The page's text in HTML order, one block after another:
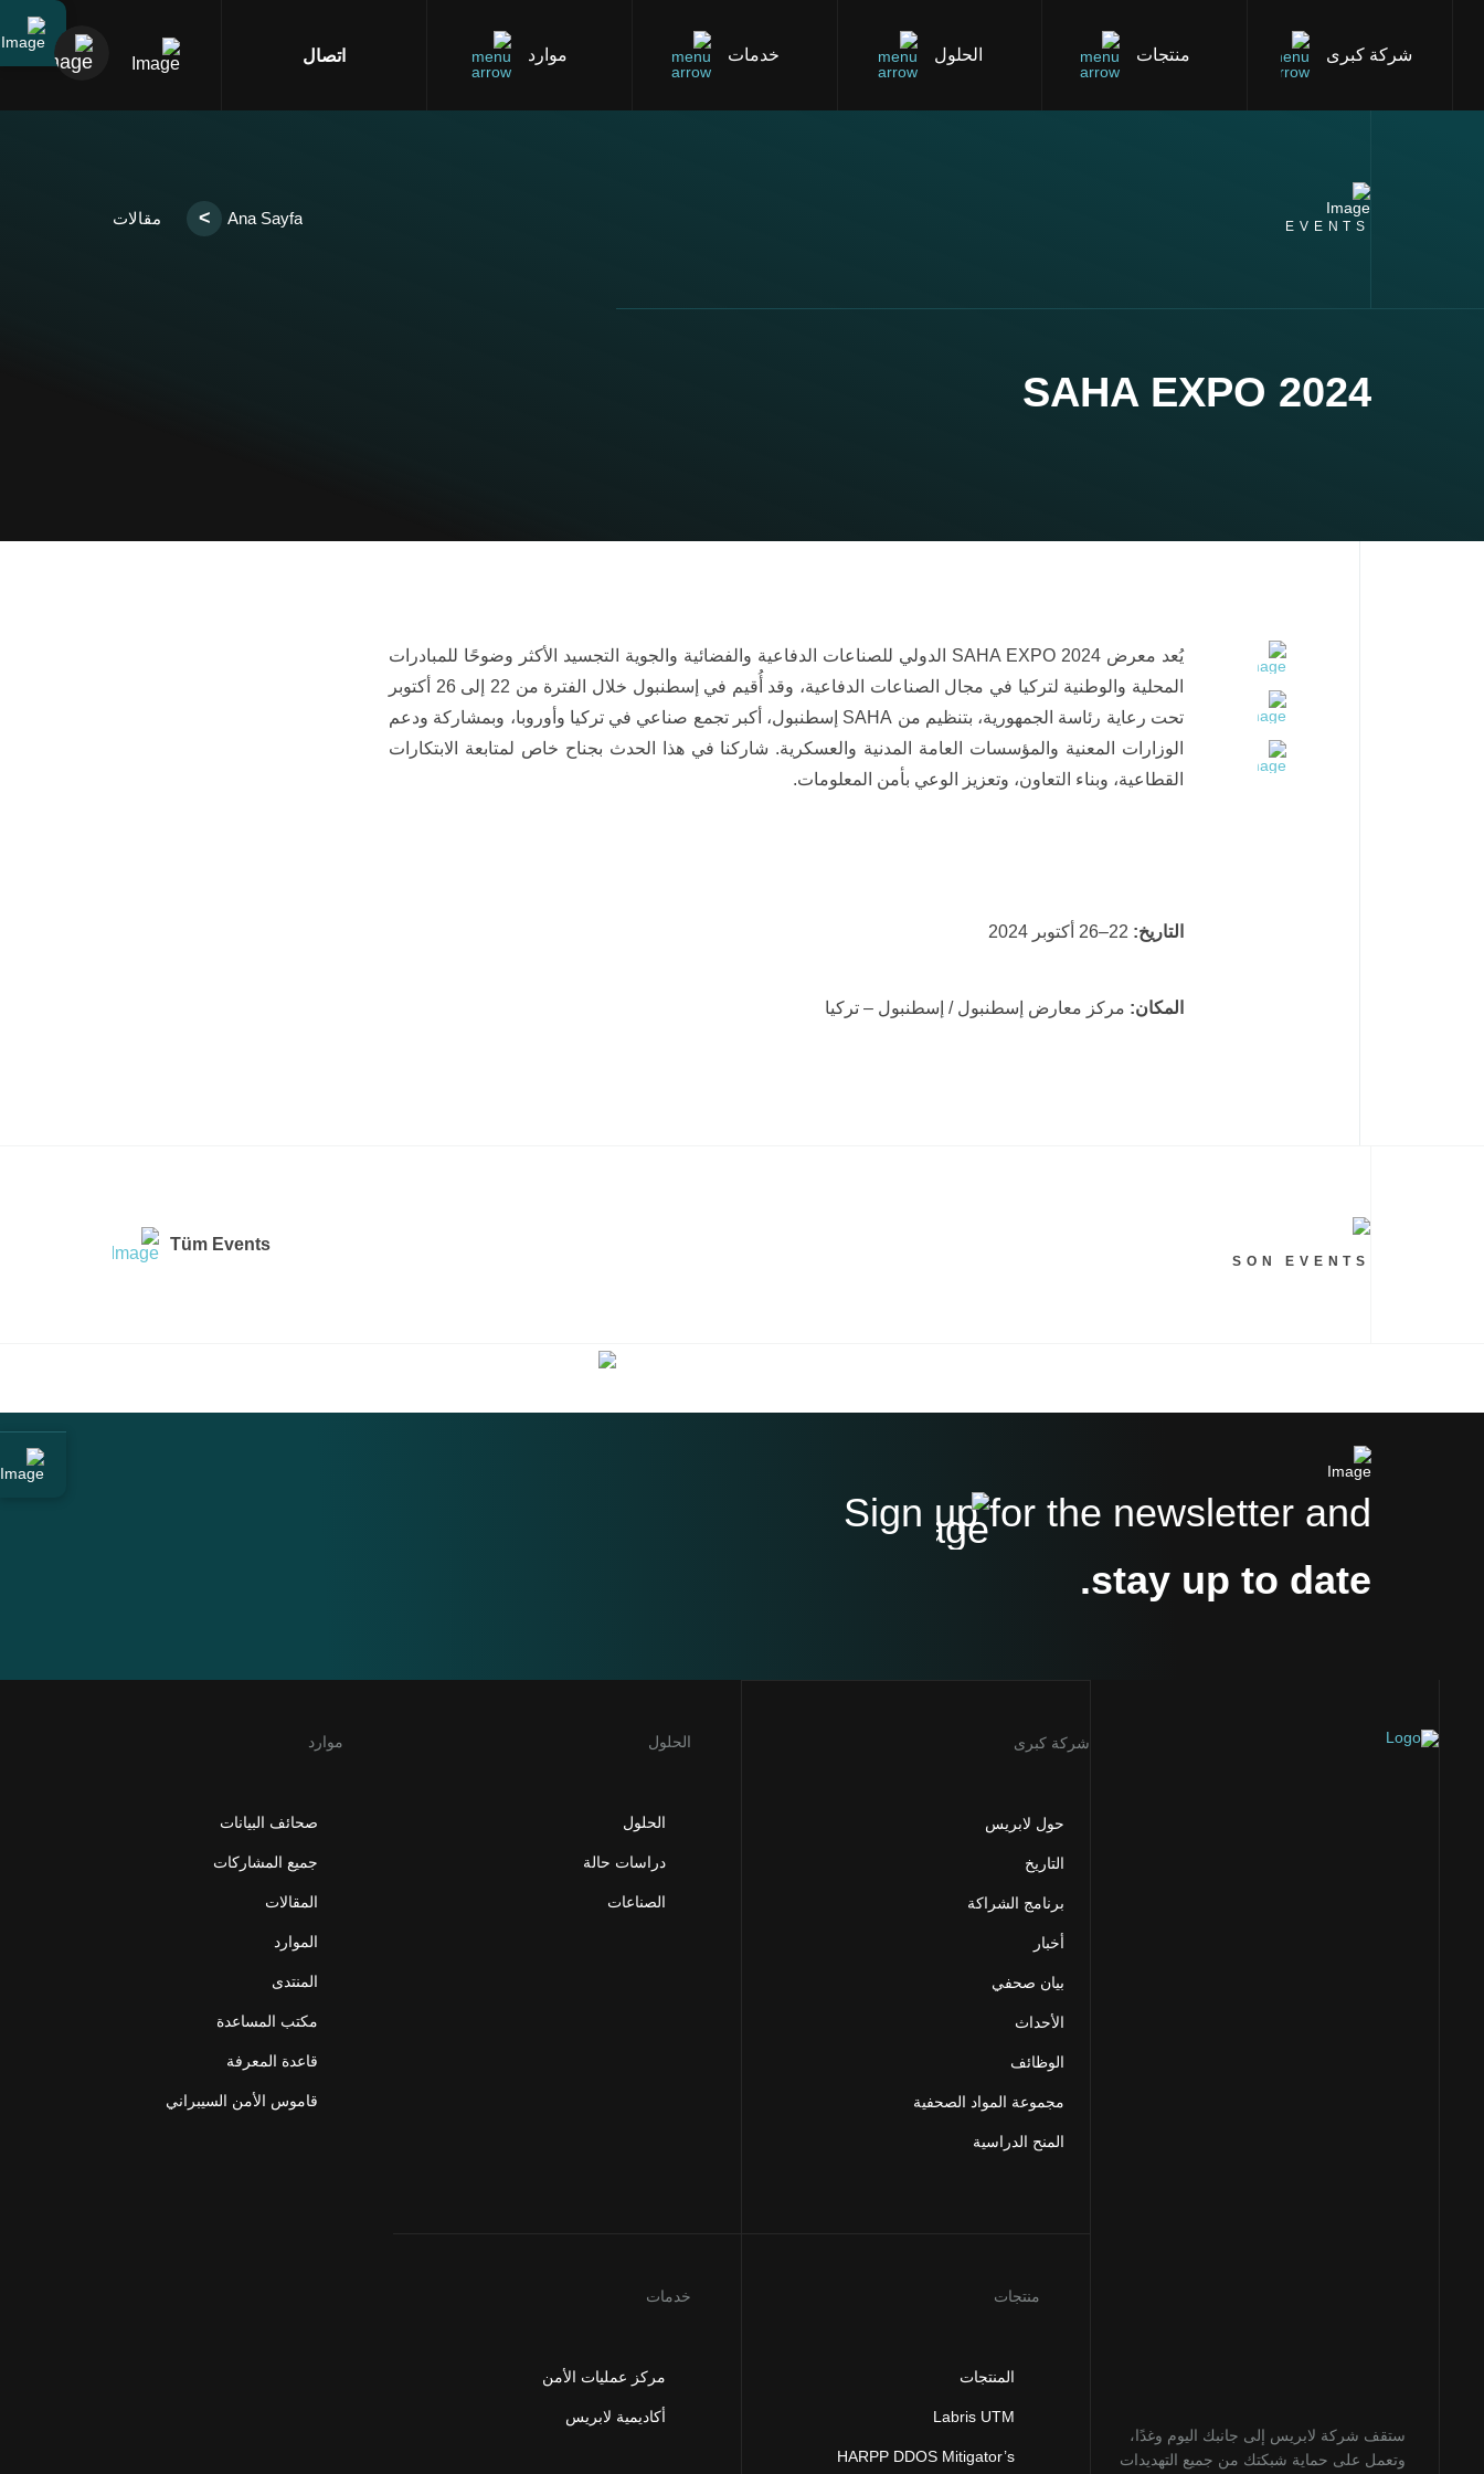
شركة كبرى منتجات الحلول خدمات موارد اتصال
EVENTS
SAHA EXPO 2024
Ana Sayfa
> مقالات
يُعد معرض SAHA EXPO 2024 الدولي للصناعات الدفاعية والفضائية والجوية التجسيد الأكثر وضوحًا للمبادرات
المحلية والوطنية لتركيا في مجال الصناعات الدفاعية، وقد أُقيم في إسطنبول خلال الفترة من 22 إلى 26 أكتوبر
تحت رعاية رئاسة الجمهورية، بتنظيم من SAHA إسطنبول، أكبر تجمع صناعي في تركيا وأوروبا، وبمشاركة ودعم
الوزارات المعنية والمؤسسات العامة المدنية والعسكرية. شاركنا في هذا الحدث بجناح خاص لمتابعة الابتكارات
القطاعية، وبناء التعاون، وتعزيز الوعي بأمن المعلومات.
التاريخ:
المكان: مركز معارض إسطنبول / إسطنبول – تركيا
SON EVENTS
Tüm Events
Sign upfor the newsletter and
stay up to date.
شركة كبرى
حول لابريس
التاريخ
برنامج الشراكة
أخبار
بيان صحفي
الأحداث
الوظائف
مجموعة المواد الصحفية
المنح الدراسية
الحلول
الحلول
دراسات حالة
الصناعات
موارد
صحائف البيانات
جميع المشاركات
المقالات
الموارد
المنتدى
مكتب المساعدة
قاعدة المعرفة
قاموس الأمن السيبراني
ستقف شركة لابريس إلى جانبك اليوم وغدًا،
وتعمل على حماية شبكتك من جميع التهديدات
منتجات
المنتجات
Labris UTM
HARPP DDOS Mitigator’s
خدمات
مركز عمليات الأمن
أكاديمية لابريس